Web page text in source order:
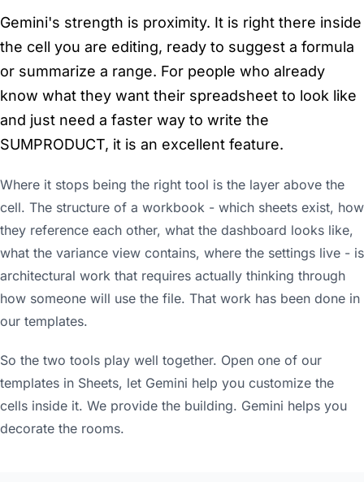
Gemini's strength is proximity. It is right there inside
the cell you are editing, ready to suggest a formula
or summarize a range. For people who already
know what they want their spreadsheet to look like
and just need a faster way to write the
SUMPRODUCT, it is an excellent feature.
Where it stops being the right tool is the layer above the
cell. The structure of a workbook - which sheets exist, how
they reference each other, what the dashboard looks like,
what the variance view contains, where the settings live - is
architectural work that requires actually thinking through
how someone will use the file. That work has been done in
our templates.
So the two tools play well together. Open one of our
templates in Sheets, let Gemini help you customize the
cells inside it. We provide the building. Gemini helps you
decorate the rooms.